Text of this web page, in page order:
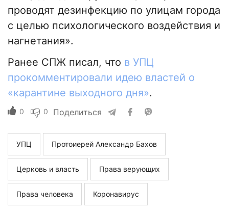
проводят дезинфекцию по улицам города
с целью психологического воздействия и
нагнетания».
Ранее СПЖ писал, что в УПЦ
прокомментировали идею властей о
«карантине выходного дня».
0 0 Поделиться
УПЦ Протоиерей Александр Бахов
Церковь и власть Права верующих
Права человека Коронавирус